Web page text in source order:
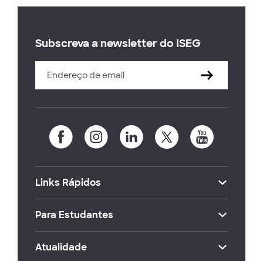
Subscreva a newsletter do ISEG
Links Rápidos
Para Estudantes
Atualidade